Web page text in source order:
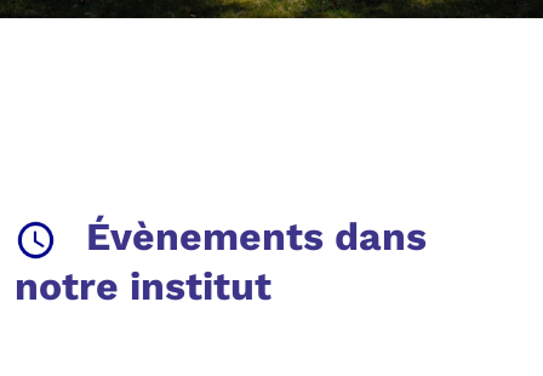
Évènements dans
notre institut